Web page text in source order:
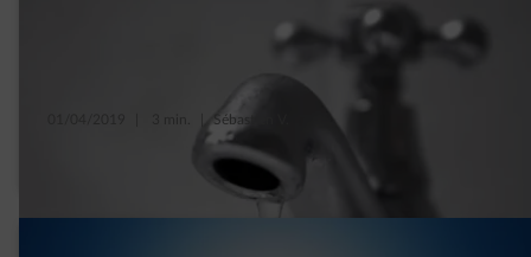
Sébastien V.
Comment détecter une fuite d’eau